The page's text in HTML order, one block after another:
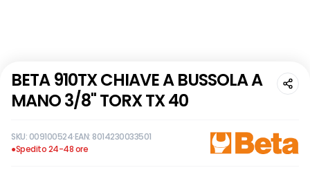
BETA 910TX CHIAVE A BUSSOLA A
MANO 3/8" TORX TX 40
SKU:009100524·EAN: 8014230033501
●Spedito 24-48 ore